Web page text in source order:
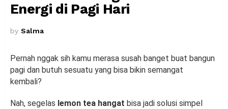
Energi di Pagi Hari
by Salma
Pernah nggak sih kamu merasa susah banget buat bangun
pagi dan butuh sesuatu yang bisa bikin semangat
kembali?
Nah, segelas lemon tea hangat bisa jadi solusi simpel